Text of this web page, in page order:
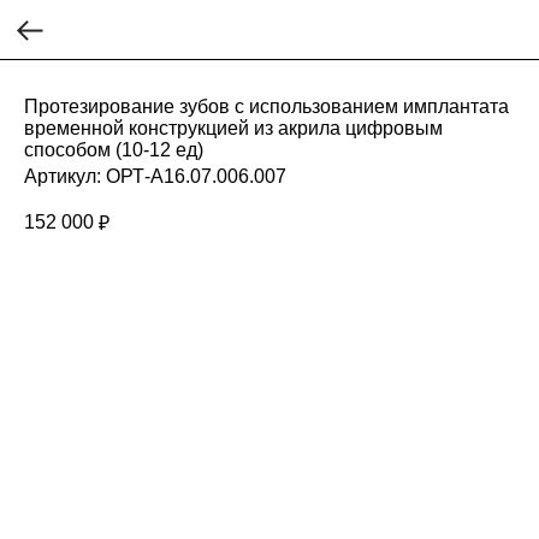
Протезирование зубов с использованием имплантата
временной конструкцией из акрила цифровым
способом (10-12 ед)
Артикул: ОРТ-A16.07.006.007
152 000 ₽